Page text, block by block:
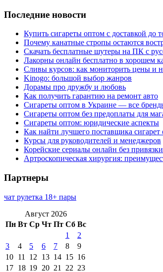
Последние новости
Купить сигареты оптом с доставкой до
Почему канатные стропы остаются
Скачать бесплатные шутеры на ПК с
Лакорны онлайн бесплатно в хорошем
Сливы курсов: как мониторить цены и
Kinogo: большой выбор жанров
Дорамы про дружбу и любовь
Как получить гарантию на ремонт авто
Сигареты оптом в Украине — все
Сигареты оптом без предоплаты для
Сигареты оптом: юридические аспекты
Как найти лучшего поставщика сигарет
Курсы для руководителей и менеджеров
Корейские сериалы онлайн без
Артроскопическая хирургия:
Партнеры
чат рулетка 18+ пары
Август 2026
Пн Вт Ср Чт Пт Сб Вс
1
2
3
4 5 6 7 8
9
10 11 12 13 14 15 16
17 18 19 20 21 22 23